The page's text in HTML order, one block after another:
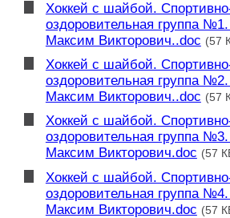
Хоккей с шайбой.
оздоровительная группа
Максим Викторович..doc (57
Хоккей с шайбой.
оздоровительная группа
Максим Викторович..doc (57
Хоккей с шайбой.
оздоровительная группа
Максим Викторович.doc (57
Хоккей с шайбой.
оздоровительная группа
Максим Викторович.doc (57